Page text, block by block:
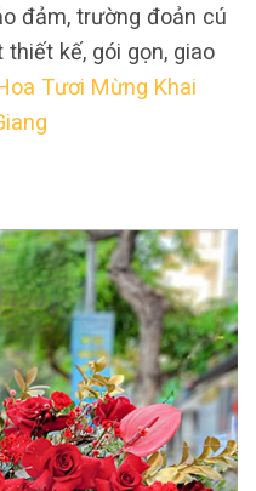
đảm, trường đoản cú
kế, gói gọn, giao
Tươi Mừng Khai